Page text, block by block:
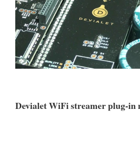
Devialet WiFi streamer plug-in